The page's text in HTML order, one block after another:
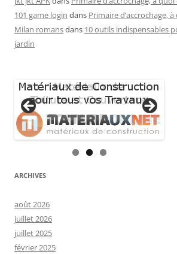
101 game login dans Primaire d’accrochage,
Milan romansdans 10 outils indispensables
jardin
ARCHIVES
août 2026
juillet 2026
juillet 2025
février 2025